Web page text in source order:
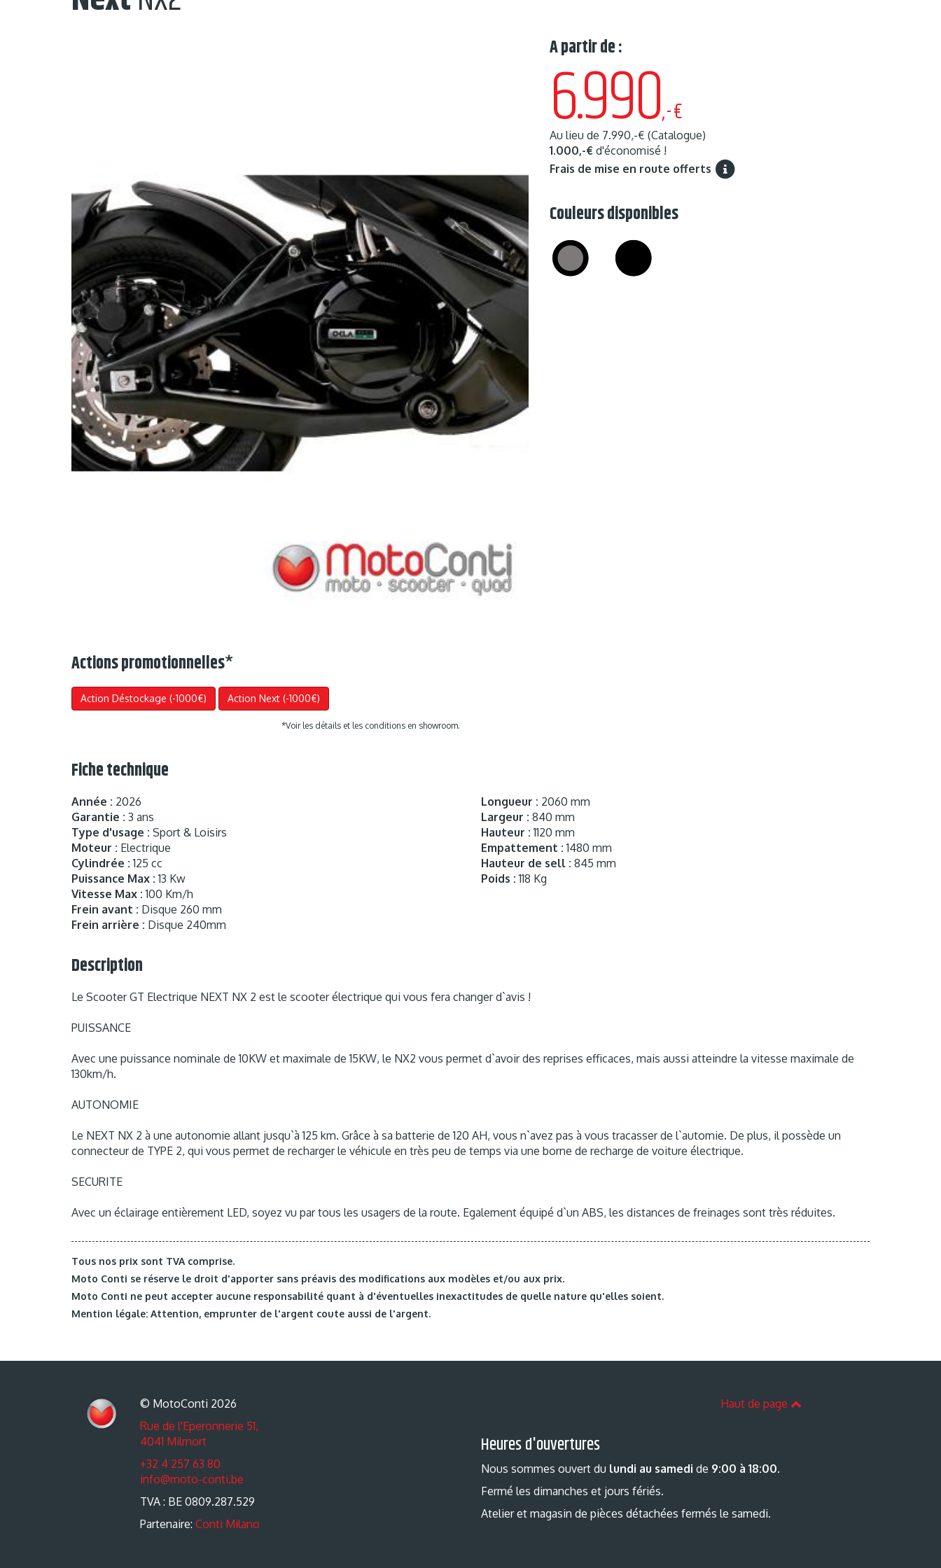
A partir de :
6.990,-€
Au lieu de 7.990,-€ (Catalogue)
1.000,-€ d'économisé !
Frais de mise en route offerts
Couleurs disponibles
Actions promotionnelles*
Action Déstockage (-1000€) Action Next (-1000€)
*Voir les détails et les conditions en showroom.
Fiche technique
Année : 2026
Garantie : 3 ans
Type d'usage : Sport & Loisirs
Moteur : Electrique
Cylindrée : 125 cc
Puissance Max : 13 Kw
Vitesse Max : 100 Km/h
Frein avant : Disque 260 mm
Frein arrière : Disque 240mm
Longueur : 2060 mm
Largeur : 840 mm
Hauteur : 1120 mm
Empattement : 1480 mm
Hauteur de sell : 845 mm
Poids : 118 Kg
Description
Le Scooter GT Electrique NEXT NX 2 est le scooter électrique qui vous fera changer d`avis !
PUISSANCE
Avec une puissance nominale de 10KW et maximale de 15KW, le NX2 vous permet d`avoir des reprises efficaces, mais aussi atteindre la vitesse maximale de
130km/h.
AUTONOMIE
Le NEXT NX 2 à une autonomie allant jusqu`à 125 km. Grâce à sa batterie de 120 AH, vous n`avez pas à vous tracasser de l`automie. De plus, il possède un
connecteur de TYPE 2, qui vous permet de recharger le véhicule en très peu de temps via une borne de recharge de voiture électrique.
SECURITE
Avec un éclairage entièrement LED, soyez vu par tous les usagers de la route. Egalement équipé d`un ABS, les distances de freinages sont très réduites.
Tous nos prix sont TVA comprise.
Moto Conti se réserve le droit d'apporter sans préavis des modifications aux modèles et/ou aux prix.
Moto Conti ne peut accepter aucune responsabilité quant à d'éventuelles inexactitudes de quelle nature qu'elles soient.
Mention légale: Attention, emprunter de l'argent coute aussi de l'argent.
© MotoConti 2026
Rue de l'Eperonnerie 51,
4041 Milmort
+32 4 257 63 80
info@moto-conti.be
TVA : BE 0809.287.529
Partenaire: Conti Milano
Haut de page
Heures d'ouvertures
Nous sommes ouvert du lundi au samedi de 9:00 à 18:00.
Fermé les dimanches et jours fériés.
Atelier et magasin de pièces détachées fermés le samedi.